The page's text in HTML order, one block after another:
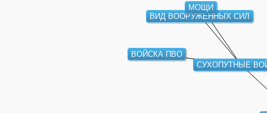
СУХОПУТНЫЕ
ВОЙСКА ПВО
ВИД ВООРУЖЕННЫХ СИЛ
МОЩИ